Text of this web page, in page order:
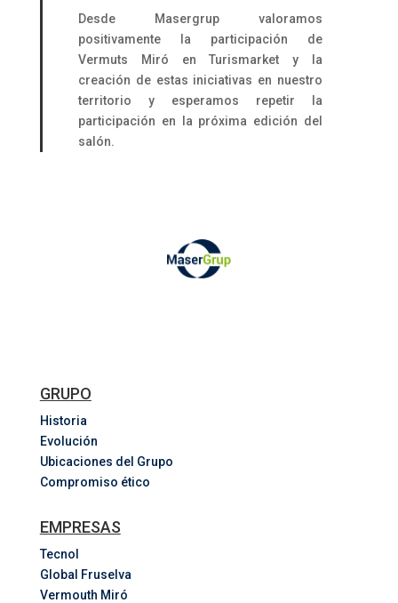
Desde Masergrup valoramos
positivamente la participación de
Vermuts Miró en Turismarket y la
creación de estas iniciativas en nuestro
territorio y esperamos repetir la
participación en la próxima edición del
salón.
GRUPO
Historia
Evolución
Ubicaciones del Grupo
Compromiso ético
EMPRESAS
Tecnol
Global Fruselva
Vermouth Miró